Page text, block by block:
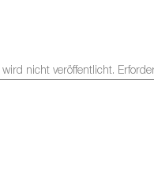
nicht veröffentlicht.